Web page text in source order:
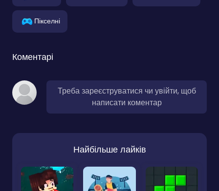
Пікселні
Коментарі
Треба зареєструватися чи увійти, щоб
написати коментар
Найбільше лайків